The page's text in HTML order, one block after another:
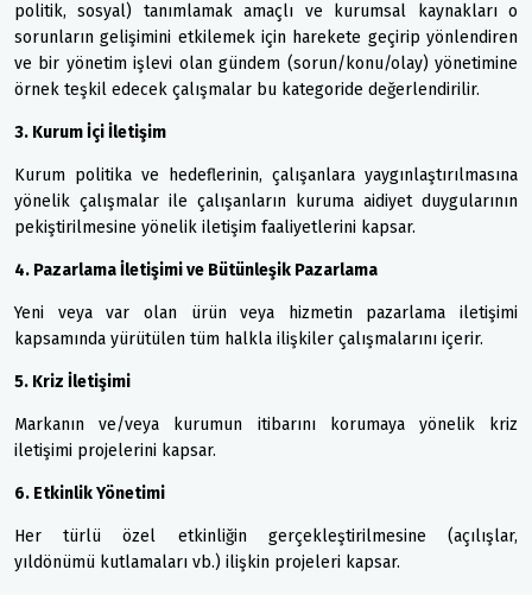
politik, sosyal) tanımlamak amaçlı ve kurumsal kaynakları o
sorunların gelişimini etkilemek için harekete geçirip yönlendiren
ve bir yönetim işlevi olan gündem (sorun/konu/olay) yönetimine
örnek teşkil edecek çalışmalar bu kategoride değerlendirilir.
3. Kurum İçi İletişim
Kurum politika ve hedeflerinin, çalışanlara yaygınlaştırılmasına
yönelik çalışmalar ile çalışanların kuruma aidiyet duygularının
pekiştirilmesine yönelik iletişim faaliyetlerini kapsar.
4. Pazarlama İletişimi ve Bütünleşik Pazarlama
Yeni veya var olan ürün veya hizmetin pazarlama iletişimi
kapsamında yürütülen tüm halkla ilişkiler çalışmalarını içerir.
5. Kriz İletişimi
Markanın ve/veya kurumun itibarını korumaya yönelik kriz
iletişimi projelerini kapsar.
6. Etkinlik Yönetimi
Her türlü özel etkinliğin gerçekleştirilmesine (açılışlar,
yıldönümü kutlamaları vb.) ilişkin projeleri kapsar.